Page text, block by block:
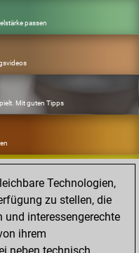
passen
Mit guten Tipps
Technologien,
zu stellen, die
und interessengerechte
ihrem